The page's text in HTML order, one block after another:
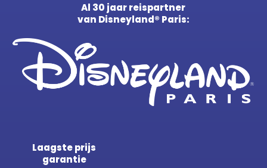
Al 30 jaar reispartner
van Disneyland® Paris:
Laagste prijs
garantie